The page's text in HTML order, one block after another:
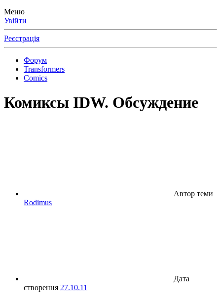
Меню
Увійти
Реєстрація
Форум
Transformers
Comics
Комиксы IDW. Обсуждение
Автор теми
Rodimus
Дата
створення 27.10.11